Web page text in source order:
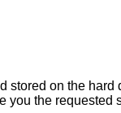
stored on the
you the